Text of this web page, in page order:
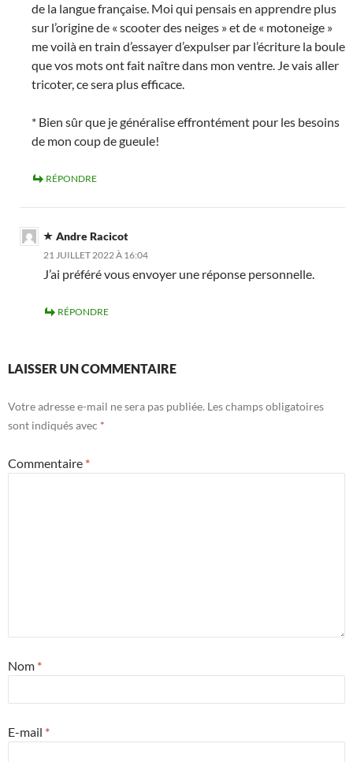
de la langue française. Moi qui pensais en apprendre plus
sur l’origine de « scooter des neiges » et de « motoneige »
me voilà en train d’essayer d’expulser par l’écriture la boule
que vos mots ont fait naître dans mon ventre. Je vais aller
tricoter, ce sera plus efficace.
* Bien sûr que je généralise effrontément pour les besoins
de mon coup de gueule!
RÉPONDRE
Andre Racicot
21 JUILLET 2022 À 16:04
J’ai préféré vous envoyer une réponse personnelle.
RÉPONDRE
LAISSER UN COMMENTAIRE
Votre adresse e-mail ne sera pas publiée. Les champs obligatoires
sont indiqués avec *
Commentaire *
Nom *
E-mail *